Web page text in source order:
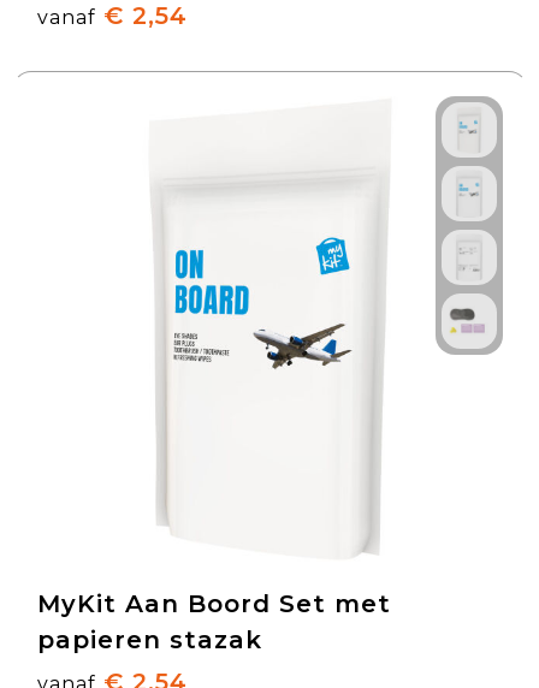
vanaf € 2,54
MyKit Aan Boord Set met
papieren stazak
€ 2,54